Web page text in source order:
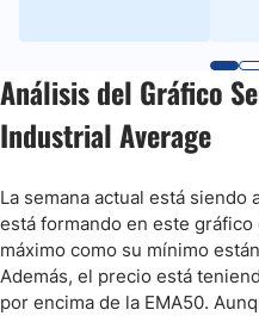
Análisis del Gráfico
Industrial Average
La semana actual está siendo
está formando en este
máximo como su mínimo
Además, el precio está
por encima de la EMA50.